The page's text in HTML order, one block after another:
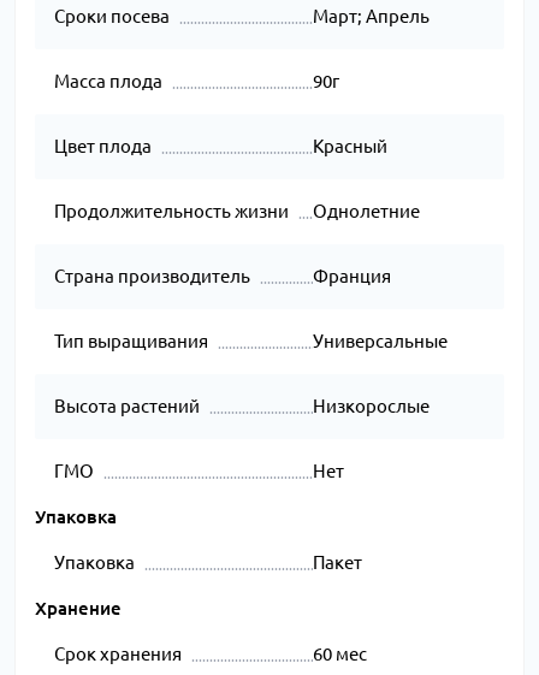
Сроки посева Март; Апрель
Масса плода 90г
Цвет плода Красный
Продолжительность жизни Однолетние
Страна производитель Франция
Тип выращивания Универсальные
Высота растений Низкорослые
ГМО Нет
Упаковка
Упаковка Пакет
Хранение
Срок хранения 60 мес